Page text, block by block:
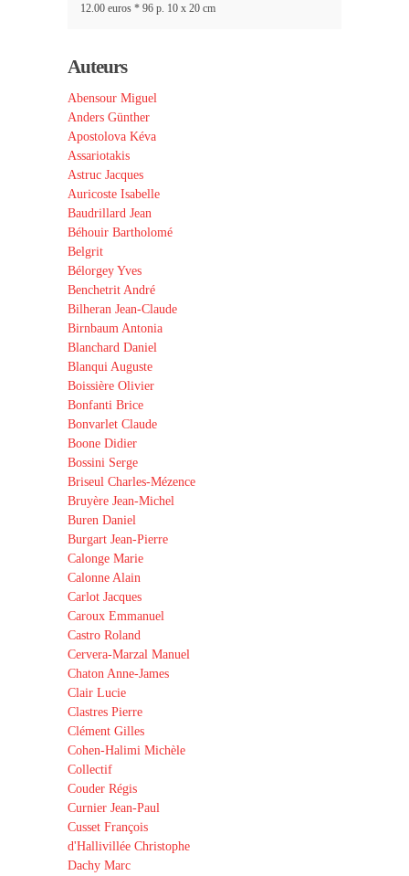
12.00 euros * 96 p. 10 x 20 cm
Auteurs
Abensour Miguel
Anders Günther
Apostolova Kéva
Assariotakis
Astruc Jacques
Auricoste Isabelle
Baudrillard Jean
Béhouir Bartholomé
Belgrit
Bélorgey Yves
Benchetrit André
Bilheran Jean-Claude
Birnbaum Antonia
Blanchard Daniel
Blanqui Auguste
Boissière Olivier
Bonfanti Brice
Bonvarlet Claude
Boone Didier
Bossini Serge
Briseul Charles-Mézence
Bruyère Jean-Michel
Buren Daniel
Burgart Jean-Pierre
Calonge Marie
Calonne Alain
Carlot Jacques
Caroux Emmanuel
Castro Roland
Cervera-Marzal Manuel
Chaton Anne-James
Clair Lucie
Clastres Pierre
Clément Gilles
Cohen-Halimi Michèle
Collectif
Couder Régis
Curnier Jean-Paul
Cusset François
d'Hallivillée Christophe
Dachy Marc